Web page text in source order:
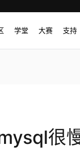
学堂 大赛 支持
很